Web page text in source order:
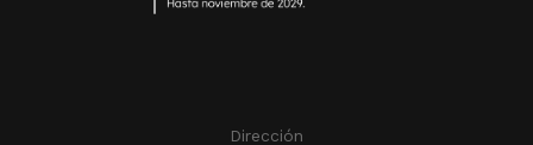
Dirección